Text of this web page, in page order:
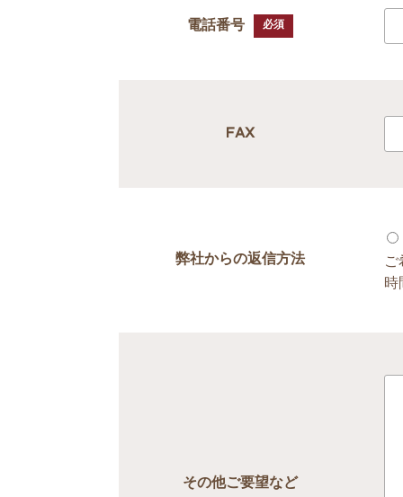
電話番号 必須
FAX
弊社からの返信方法
ご
時
その他ご要望など